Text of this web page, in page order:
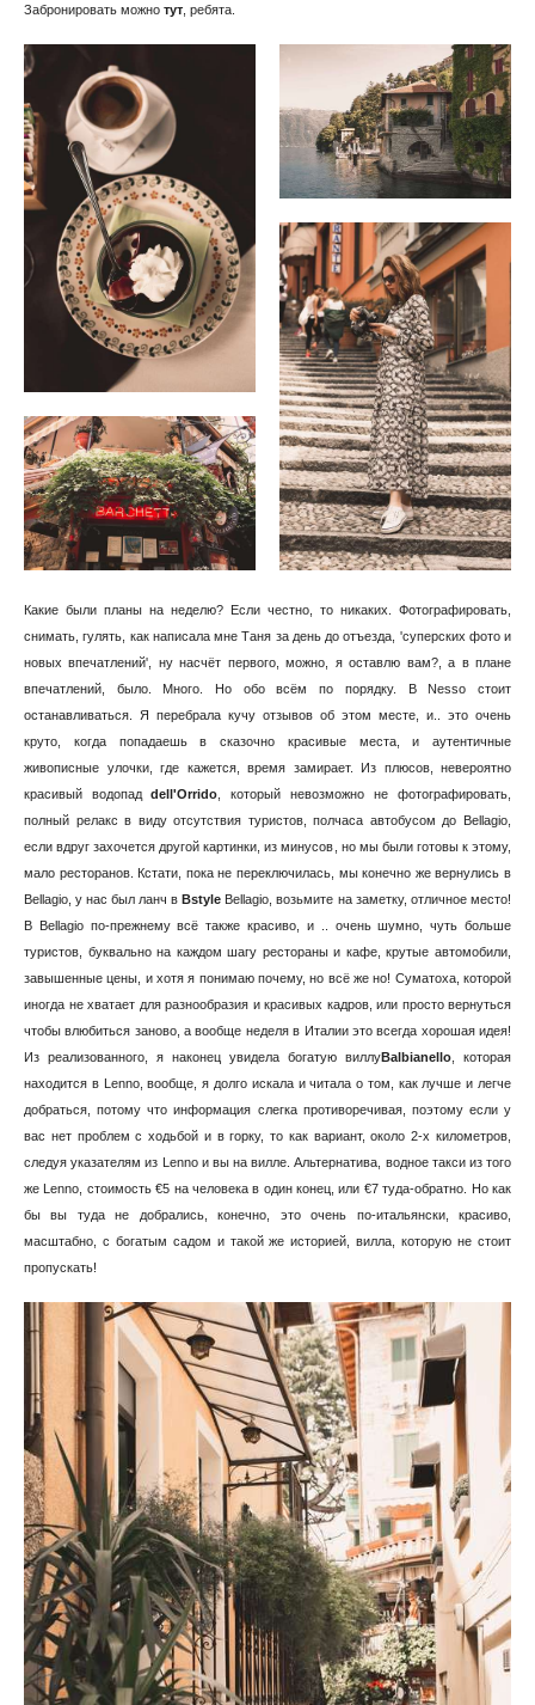
Забронировать можно тут , ребята.
Какие были планы на неделю? Если честно, то никаких. Фотографировать,
снимать, гулять, как написала мне Таня за день до отъезда, 'суперских фото и
новых впечатлений', ну насчёт первого, можно, я оставлю вам?, а в плане
впечатлений, было. Много. Но обо всём по порядку. В Nesso стоит
останавливаться. Я перебрала кучу отзывов об этом месте, и.. это очень
круто, когда попадаешь в сказочно красивые места, и аутентичные
живописные улочки, где кажется, время замирает. Из плюсов, невероятно
красивый водопад dell'Orrido , который невозможно не фотографировать,
полный релакс в виду отсутствия туристов, полчаса автобусом до Bellagio,
если вдруг захочется другой картинки, из минусов, но мы были готовы к этому,
мало ресторанов. Кстати, пока не переключилась, мы конечно же вернулись в
Bellagio, у нас был ланч в Bstyle Bellagio, возьмите на заметку, отличное место!
В Bellagio по-прежнему всё также красиво, и .. очень шумно, чуть больше
туристов, буквально на каждом шагу рестораны и кафе, крутые автомобили,
завышенные цены, и хотя я понимаю почему, но всё же но! Суматоха, которой
иногда не хватает для разнообразия и красивых кадров, или просто вернуться
чтобы влюбиться заново, а вообще неделя в Италии это всегда хорошая идея!
Из реализованного, я наконец увидела богатую виллуBalbianello , которая
находится в Lenno, вообще, я долго искала и читала о том, как лучше и легче
добраться, потому что информация слегка противоречивая, поэтому если у
вас нет проблем с ходьбой и в горку, то как вариант, около 2-х километров,
следуя указателям из Lenno и вы на вилле. Альтернатива, водное такси из того
же Lenno, стоимость €5 на человека в один конец, или €7 туда-обратно. Но как
бы вы туда не добрались, конечно, это очень по-итальянски, красиво,
масштабно, с богатым садом и такой же историей, вилла, которую не стоит
пропускать!